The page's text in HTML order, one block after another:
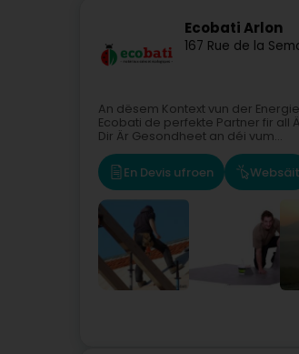
Ecobati Arlon
167 Rue de la
An dësem Kontext vun der
Ecobati de perfekte Partner fir all
Dir Är Gesondheet an déi vum...
En Devis ufroen Websäit